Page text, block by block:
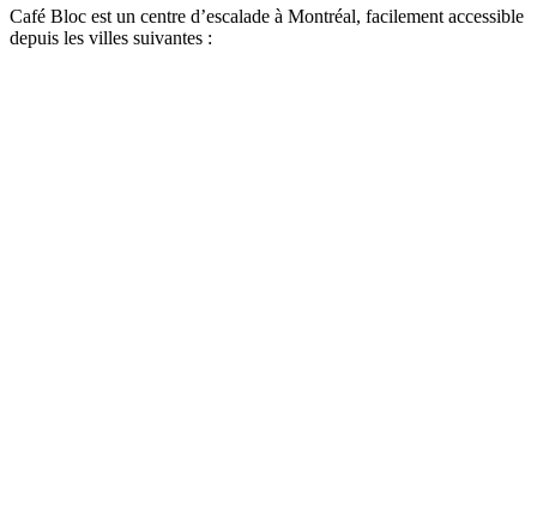
Café Bloc est un centre d’escalade à Montréal, facilement accessible
depuis les villes suivantes :